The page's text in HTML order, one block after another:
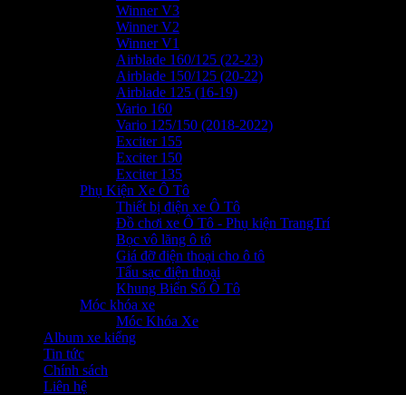
Winner V3
Winner V2
Winner V1
Airblade 160/125 (22-23)
Airblade 150/125 (20-22)
Airblade 125 (16-19)
Vario 160
Vario 125/150 (2018-2022)
Exciter 155
Exciter 150
Exciter 135
Phụ Kiện Xe Ô Tô
Thiết bị điện xe Ô Tô
Đồ chơi xe Ô Tô - Phụ kiện TrangTrí
Bọc vô lăng ô tô
Giá đỡ điện thoại cho ô tô
Tẩu sạc điện thoại
Khung Biển Số Ô Tô
Móc khóa xe
Móc Khóa Xe
Album xe kiểng
Tin tức
Chính sách
Liên hệ